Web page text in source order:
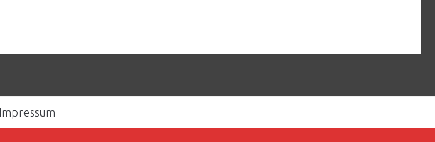
Impressum